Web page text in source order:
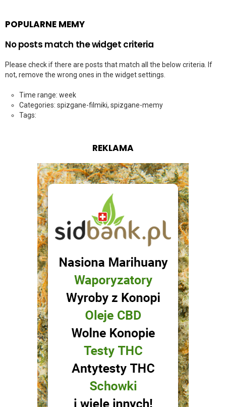
POPULARNE MEMY
No posts match the widget criteria
Please check if there are posts that match all the below criteria. If
not, remove the wrong ones in the widget settings.
Time range: week
Categories: spizgane-filmiki, spizgane-memy
Tags:
REKLAMA